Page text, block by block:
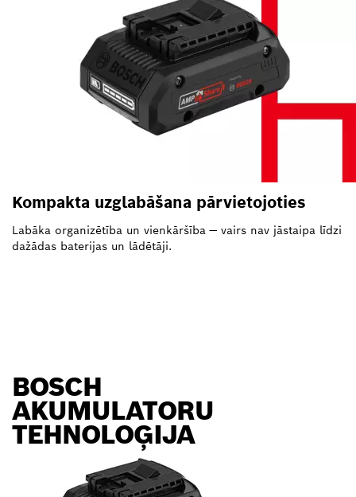
Kompakta uzglabāšana pārvietojoties
Labāka organizētība un vienkāršība — vairs nav jāstaipa līdzi
dažādas baterijas un lādētāji.
BOSCH
AKUMULATORU
TEHNOLOĢIJA